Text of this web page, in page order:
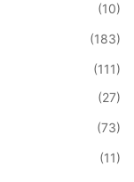
(10)
(183)
(111)
(27)
(73)
(11)